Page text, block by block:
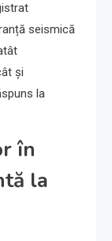
seismică
și
la
în
la